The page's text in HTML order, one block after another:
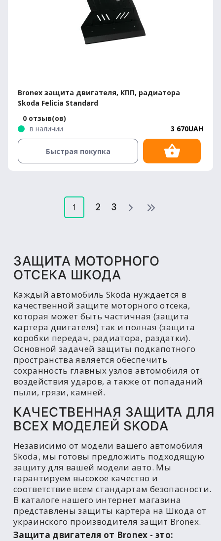
Bronex защита двигателя, КПП, радиатора
Skoda Felicia Standard
0 отзыв(ов)
в наличии
3 670UAH
Быстрая покупка
1 2 3
ЗАЩИТА МОТОРНОГО
ОТСЕКА ШКОДА
Каждый автомобиль Skoda нуждается в
качественной защите моторного отсека,
которая может быть частичная (защита
картера двигателя) так и полная (защита
коробки передач, радиатора, раздатки).
Основной задачей защиты подкапотного
пространства является обеспечить
сохранность главных узлов автомобиля от
воздействия ударов, а также от попаданий
пыли, грязи, камней.
КАЧЕСТВЕННАЯ ЗАЩИТА ДЛЯ
ВСЕХ МОДЕЛЕЙ SKODA
Независимо от модели вашего автомобиля
Skoda, мы готовы предложить подходящую
защиту для вашей модели авто. Мы
гарантируем высокое качество и
соответствие всем стандартам безопасности.
В каталоге нашего интернет магазина
представлены защиты картера на Шкода от
украинского производителя защит Bronex.
Защита двигателя от Bronex - это: